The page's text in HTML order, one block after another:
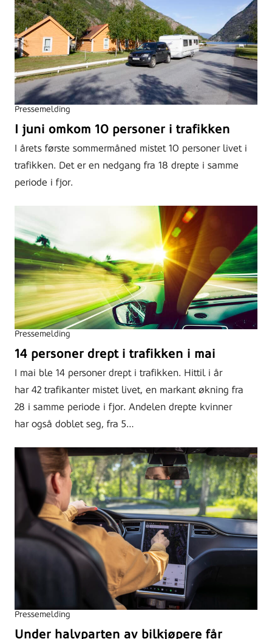
Pressemelding
I juni omkom 10 personer i trafikken
I årets første sommermåned mistet 10 personer livet i
trafikken. Det er en nedgang fra 18 drepte i samme
periode i fjor.
Pressemelding
14 personer drept i trafikken i mai
I mai ble 14 personer drept i trafikken. Hittil i år
har 42 trafikanter mistet livet, en markant økning fra
28 i samme periode i fjor. Andelen drepte kvinner
har også doblet seg, fra 5…
Pressemelding
Under halvparten av bilkjøpere får